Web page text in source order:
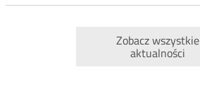
Zobacz wszystkie
aktualności